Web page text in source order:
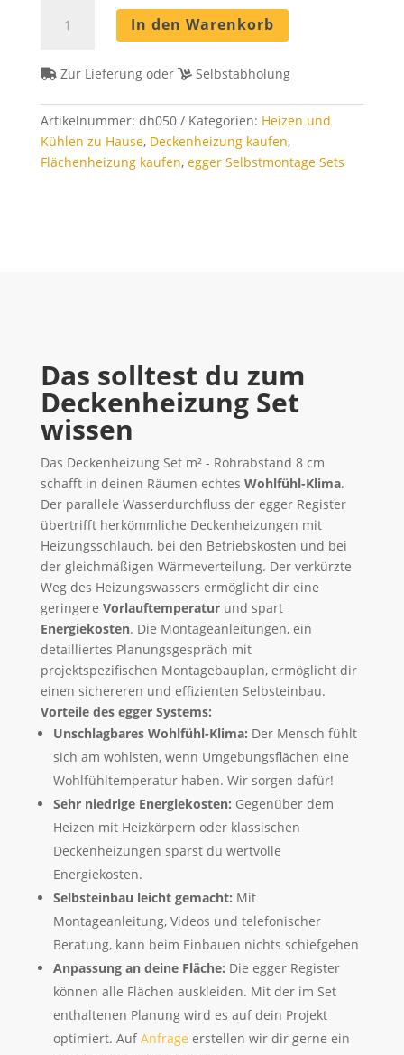
Deckenheizung
m²
Rohrabstand
8
cm
In den Warenkorb
Zur Lieferung oder Selbstabholung
Artikelnummer: dh050 Kategorien: Heizen und
Kühlen zu Hause, Deckenheizung kaufen,
Flächenheizung kaufen, egger Selbstmontage Sets
Das solltest du zum
Deckenheizung Set
wissen
Das Deckenheizung Set m² - Rohrabstand 8 cm
schafft in deinen Räumen echtes Wohlfühl-Klima.
Der parallele Wasserdurchfluss der egger Register
übertrifft herkömmliche Deckenheizungen mit
Heizungsschlauch, bei den Betriebskosten und bei
der gleichmäßigen Wärmeverteilung. Der verkürzte
Weg des Heizungswassers ermöglicht dir eine
geringere Vorlauftemperaturund spart
Energiekosten. Die Montageanleitungen, ein
detailliertes Planungsgespräch mit
projektspezifischen Montagebauplan, ermöglicht dir
einen sichereren und effizienten Selbsteinbau.
Vorteile des egger Systems:
Unschlagbares Wohlfühl-Klima: Der Mensch fühlt
sich am wohlsten, wenn Umgebungsflächen eine
Wohlfühltemperatur haben. Wir sorgen dafür!
Sehr niedrige Energiekosten: Gegenüber dem
Heizen mit Heizkörpern oder klassischen
Deckenheizungen sparst du wertvolle
Energiekosten.
Selbsteinbau leicht gemacht: Mit
Montageanleitung, Videos und telefonischer
Beratung, kann beim Einbauen nichts schiefgehen
Anpassung an deine Fläche: Die egger Register
können alle Flächen auskleiden. Mit der im Set
enthaltenen Planung wird es auf dein Projekt
optimiert. AufAnfrage erstellen wir dir gerne ein